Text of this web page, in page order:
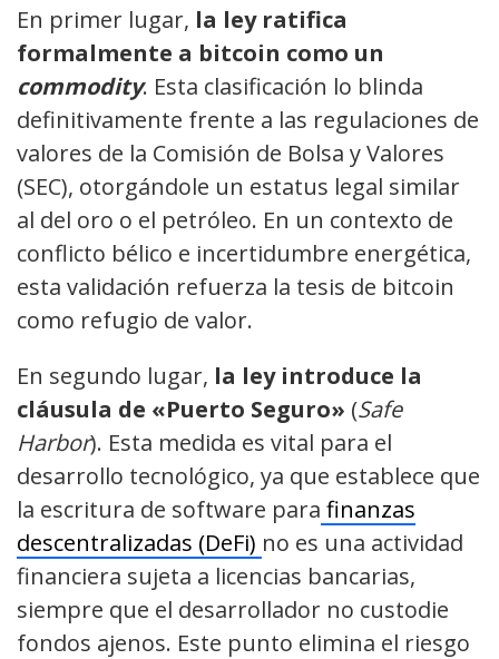
En primer lugar, la ley ratifica
formalmente a bitcoin como un
commodity. Esta clasificación lo blinda
definitivamente frente a las regulaciones de
valores de la Comisión de Bolsa y Valores
(SEC), otorgándole un estatus legal similar
al del oro o el petróleo. En un contexto de
conflicto bélico e incertidumbre energética,
esta validación refuerza la tesis de bitcoin
como refugio de valor.
En segundo lugar, la ley introduce la
cláusula de «Puerto Seguro» (Safe
Harbor). Esta medida es vital para el
desarrollo tecnológico, ya que establece que
la escritura de software para finanzas
descentralizadas (DeFi) no es una actividad
financiera sujeta a licencias bancarias,
siempre que el desarrollador no custodie
fondos ajenos. Este punto elimina el riesgo